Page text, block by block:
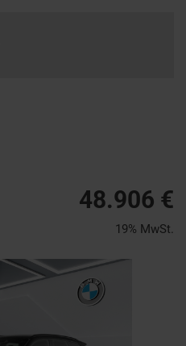
48.906 €
19% MwSt.